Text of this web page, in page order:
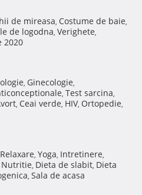
de mireasa, Costume de baie,
de logodna, Verighete,
2020
, Ginecologie,
, Test sarcina,
, Ceai verde, HIV, Ortopedie,
Relaxare, Yoga, Intretinere,
Nutritie, Dieta de slabit, Dieta
, Sala de acasa